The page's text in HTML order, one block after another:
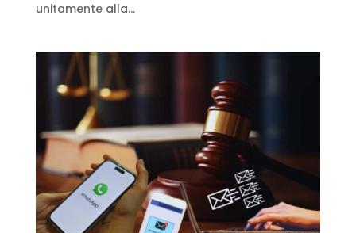
unitamente alla...